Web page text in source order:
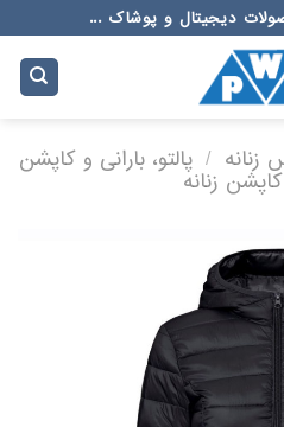
دیجیتال و پوشاک ...
زنانه / پالتو، بارانی و کاپشن
کاپشن زنانه